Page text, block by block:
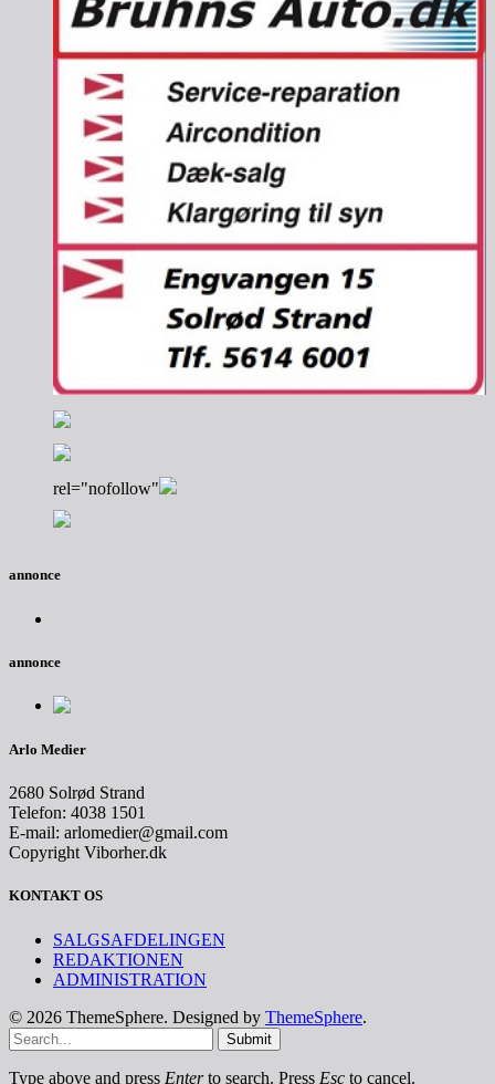
rel="nofollow"
annonce
annonce
Arlo Medier
2680 Solrød Strand
Telefon: 4038 1501
E-mail: arlomedier@gmail.com
Copyright Viborher.dk
KONTAKT OS
SALGSAFDELINGEN
REDAKTIONEN
ADMINISTRATION
© 2026 ThemeSphere. Designed by ThemeSphere.
Submit
Type above and press Enterto search. Press Esc to cancel.